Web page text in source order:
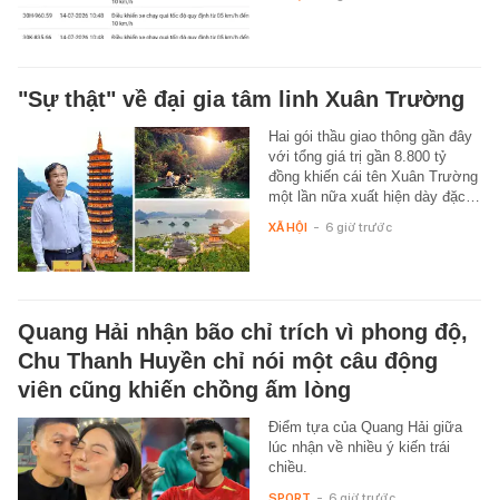
"Sự thật" về đại gia tâm linh Xuân Trường
Hai gói thầu giao thông gần đây
với tổng giá trị gần 8.800 tỷ
đồng khiến cái tên Xuân Trường
một lần nữa xuất hiện dày đặc…
XÃ HỘI 6 giờ trước
Quang Hải nhận bão chỉ trích vì phong độ,
Chu Thanh Huyền chỉ nói một câu động
viên cũng khiến chồng ấm lòng
Điểm tựa của Quang Hải giữa
lúc nhận về nhiều ý kiến trái
chiều.
SPORT 6 giờ trước